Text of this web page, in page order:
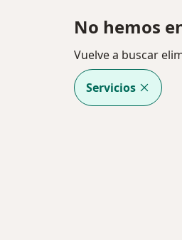
No hemos
Vuelve a buscar
Servicios